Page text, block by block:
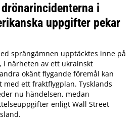
i
uppgifter pekar
sprängämnen upptäcktes inne på
i närheten av ett ukrainskt
okänt flygande föremål kan
ett fraktflygplan. Tysklands
nu händelsen, medan
enligt Wall Street